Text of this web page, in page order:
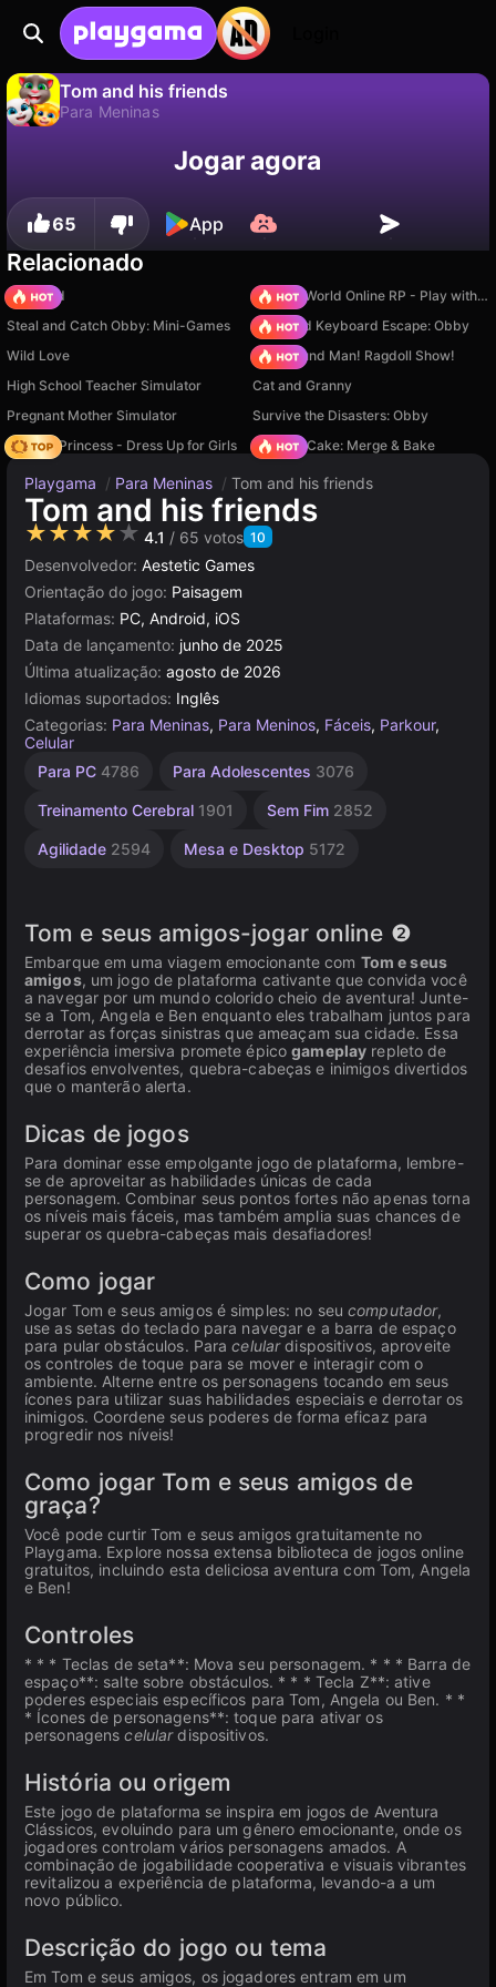
Tom and his friends
Para Meninas
Salve o progresso!Jogar agora
65 App
Relacionado
TB World
Sprunki World Online RP - Play with Friends!
Steal and Catch Obby: Mini-Games
+1 Speed Keyboard Escape: Obby
Wild Love
Playground Man! Ragdoll Show!
High School Teacher Simulator
Cat and Granny
Pregnant Mother Simulator
Survive the Disasters: Obby
Fashion Princess - Dress Up for Girls
Piece of Cake: Merge & Bake
Playgama / Para Meninas / Tom and his friends
Tom and his friends
★★★★★ 4.1 / 65 votos 10
Desenvolvedor: Aestetic Games
Orientação do jogo: Paisagem
Plataformas: PC, Android, iOS
Data de lançamento: junho de 2025
Última atualização: agosto de 2026
Idiomas suportados: Inglês
Categorias: Para Meninas, Para Meninos, Fáceis, Parkour,
Celular
Para PC 4786 Para Adolescentes 3076
Treinamento Cerebral 1901 Sem Fim 2852
Agilidade 2594 Mesa e Desktop 5172
De
276
Alta
3571
Simples
Infantis
Navegador
Unity
3177
Tom e seus amigos-jogar online ❷
Embarque em uma viagem emocionante com Tom e seus
amigos, um jogo de plataforma cativante que convida você
a navegar por um mundo colorido cheio de aventura! Junte-
se a Tom, Angela e Ben enquanto eles trabalham juntos para
derrotar as forças sinistras que ameaçam sua cidade. Essa
experiência imersiva promete épicogameplay repleto de
desafios envolventes, quebra-cabeças e inimigos divertidos
que o manterão alerta.
Dicas de jogos
Para dominar esse empolgante jogo de plataforma, lembre-
se de aproveitar as habilidades únicas de cada
personagem. Combinar seus pontos fortes não apenas torna
os níveis mais fáceis, mas também amplia suas chances de
superar os quebra-cabeças mais desafiadores!
Como jogar
Jogar Tom e seus amigos é simples: no seucomputador,
use as setas do teclado para navegar e a barra de espaço
para pular obstáculos. Paracelulardispositivos, aproveite
os controles de toque para se mover e interagir com o
ambiente. Alterne entre os personagens tocando em seus
ícones para utilizar suas habilidades especiais e derrotar os
inimigos. Coordene seus poderes de forma eficaz para
progredir nos níveis!
Como jogar Tom e seus amigos de
graça?
Você pode curtir Tom e seus amigos gratuitamente no
Playgama. Explore nossa extensa biblioteca de jogos online
gratuitos, incluindo esta deliciosa aventura com Tom, Angela
e Ben!
Controles
* * * Teclas de seta**: Mova seu personagem. * * * Barra de
espaço**: salte sobre obstáculos. * * * Tecla Z**: ative
poderes especiais específicos para Tom, Angela ou Ben. * *
* Ícones de personagens**: toque para ativar os
personagenscelulardispositivos.
História ou origem
Este jogo de plataforma se inspira em jogos de Aventura
Clássicos, evoluindo para um gênero emocionante, onde os
jogadores controlam vários personagens amados. A
combinação de jogabilidade cooperativa e visuais vibrantes
revitalizou a experiência de plataforma, levando-a a um
novo público.
Descrição do jogo ou tema
Em Tom e seus amigos, os jogadores entram em um